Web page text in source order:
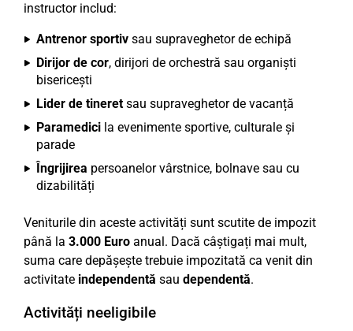
instructor includ:
Antrenor sportiv sau supraveghetor de echipă
Dirijor de cor, dirijori de orchestră sau organiști
bisericești
Lider de tineretsau supraveghetor de vacanță
Paramedici la evenimente sportive, culturale și
parade
Îngrijirea persoanelor vârstnice, bolnave sau cu
dizabilități
Veniturile din aceste activități sunt scutite de impozit
până la 3.000 Euro anual. Dacă câștigați mai mult,
suma care depășește trebuie impozitată ca venit din
activitate independentă sau dependentă.
Activități neeligibile